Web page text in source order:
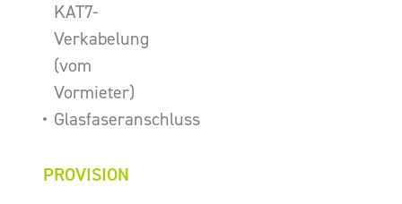
KAT7-
Verkabelung
(vom
Vormieter)
Glasfaseranschluss
PROVISION